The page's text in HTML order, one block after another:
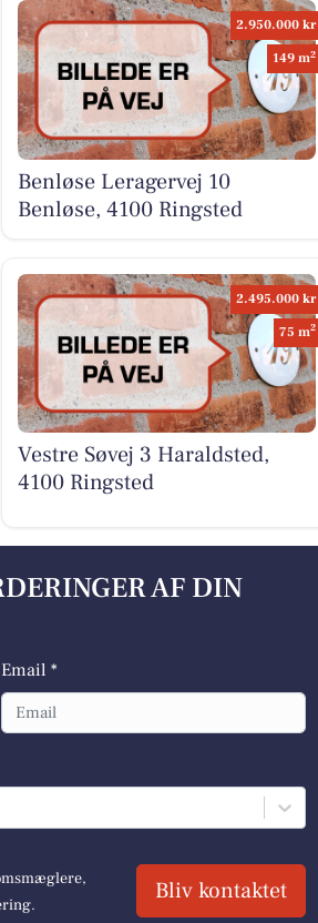
2.950.000 kr
149 m2
Benløse Leragervej 10
Benløse, 4100 Ringsted
2.495.000 kr
75 m2
Vestre Søvej 3 Haraldsted,
4100 Ringsted
AF DIN
Email *
Bliv kontaktet